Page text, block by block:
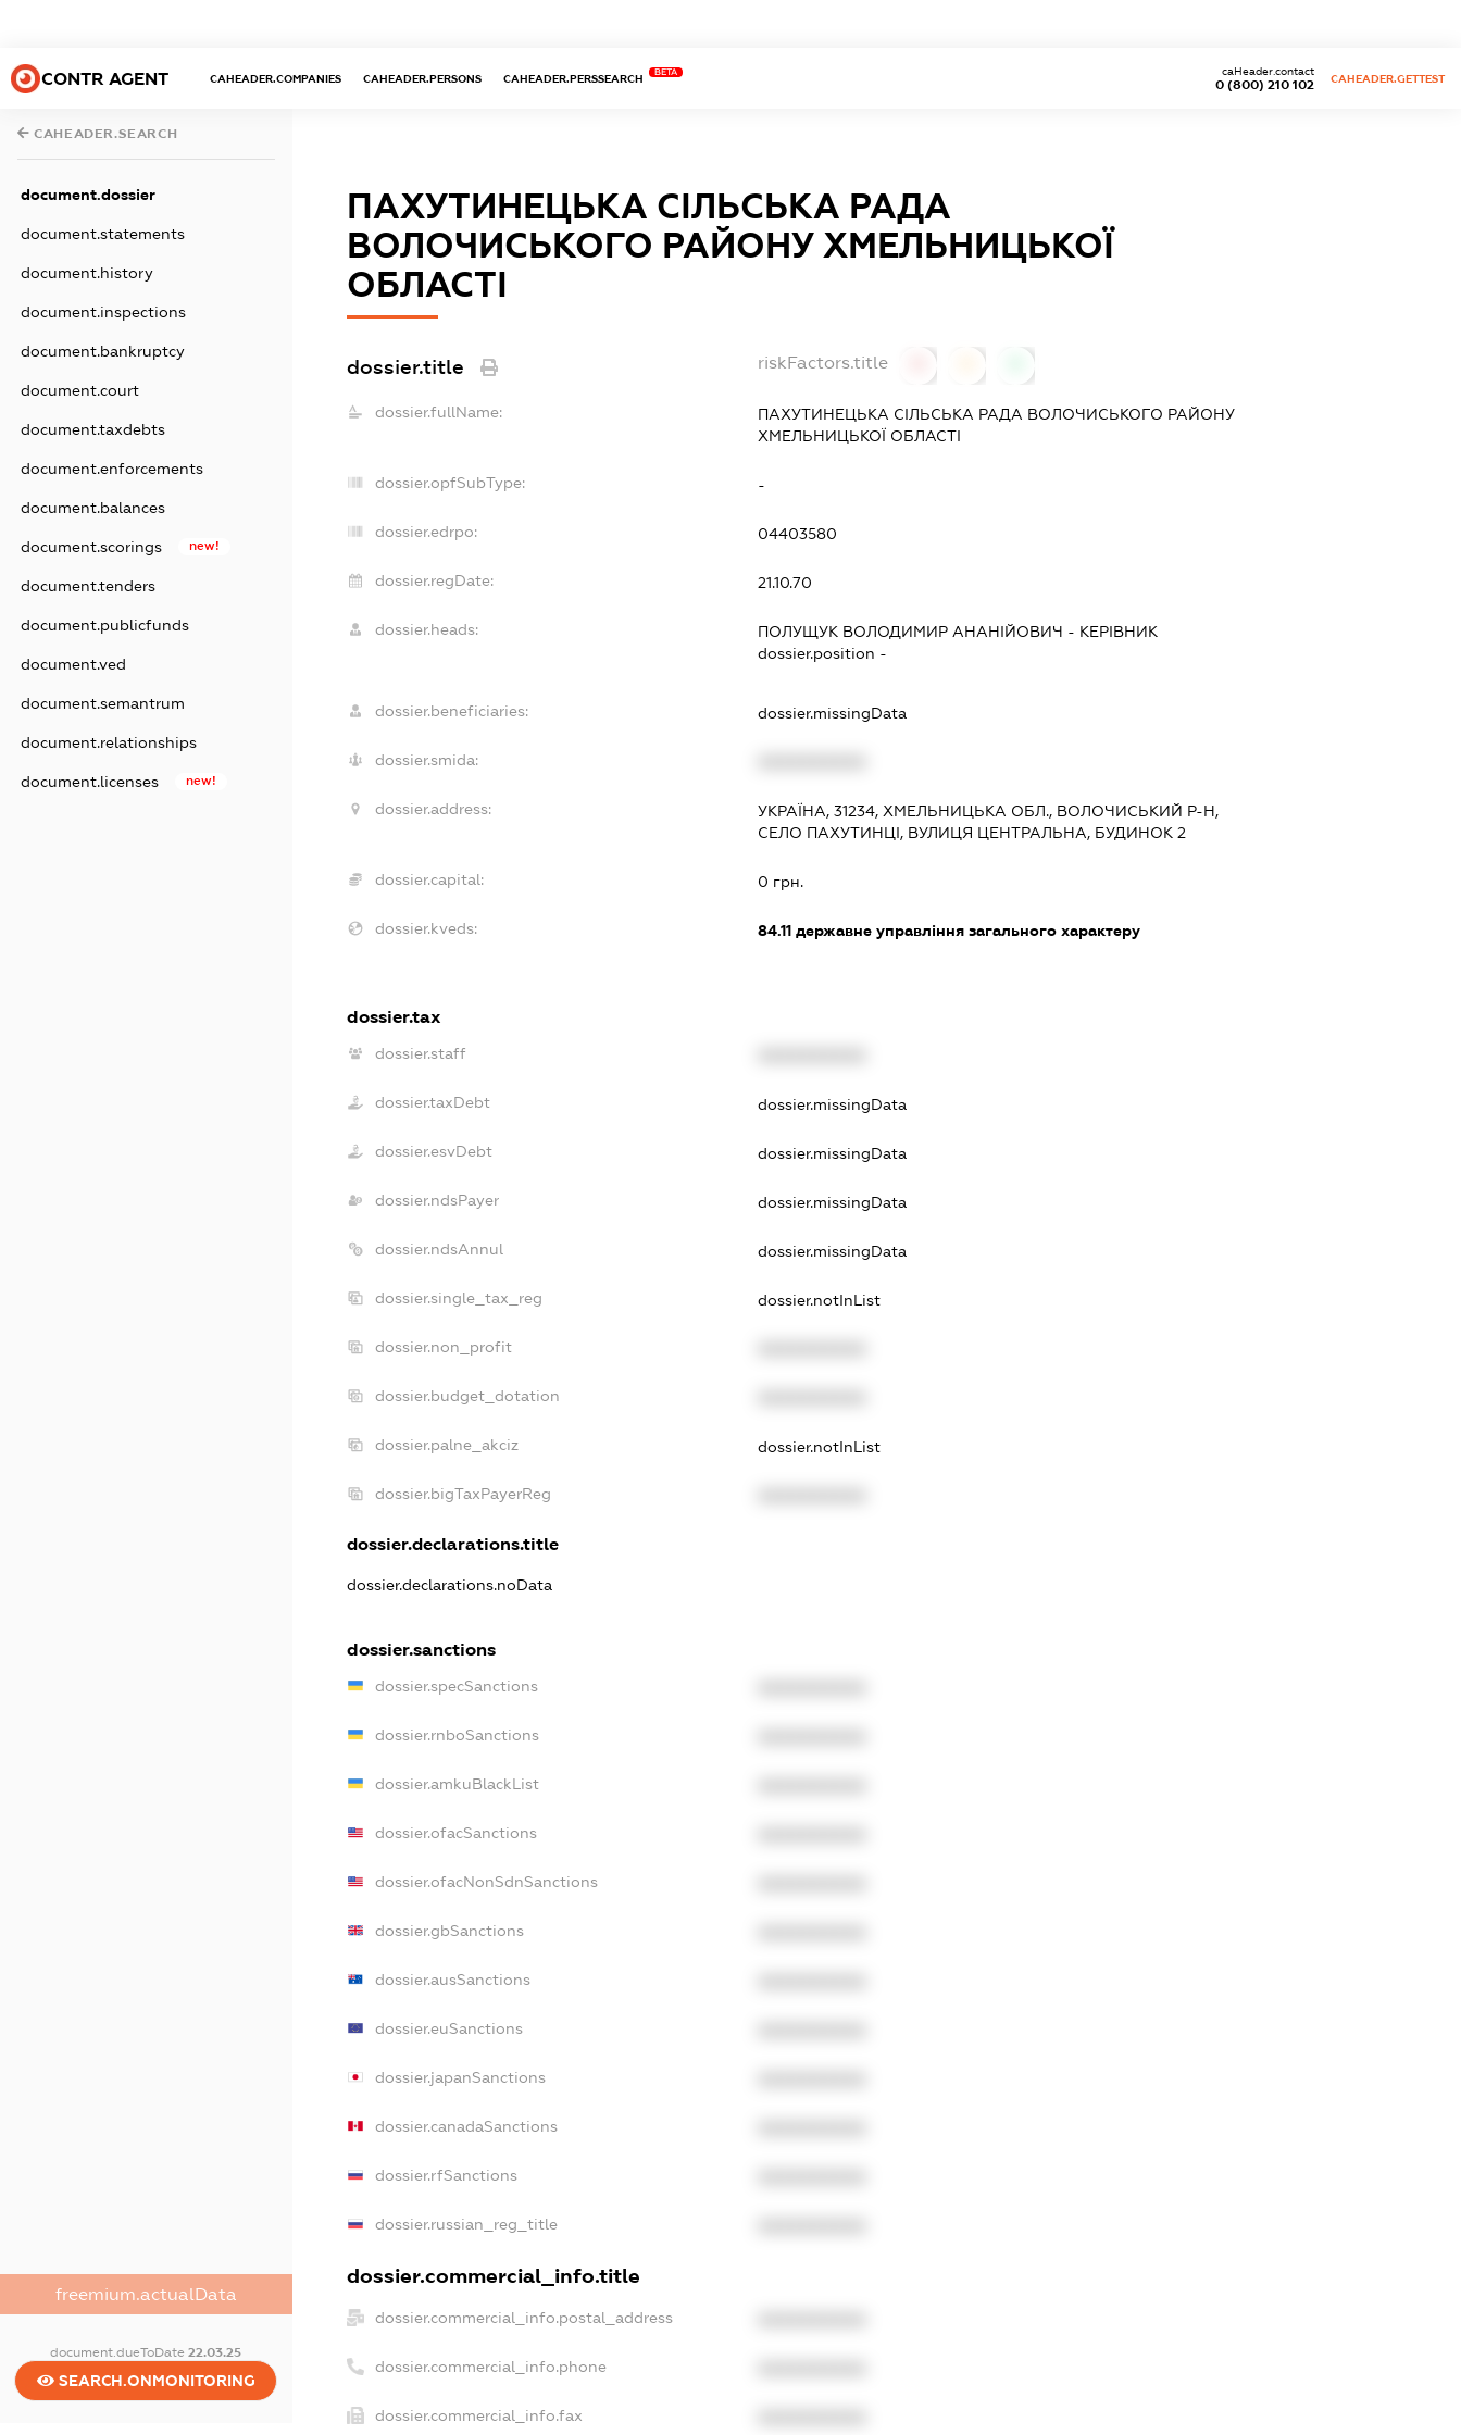
CONTR AGENT CAHEADER.COMPANIES CAHEADER.PERSONS CAHEADER.PERSSEARCH
BETA
0 (800) 210 102
caHeader.contact
CAHEADER.GETTEST
CAHEADER.SEARCH
document.dossier
document.statements
document.history
document.inspections
document.bankruptcy
document.court
document.taxdebts
document.enforcements
document.balances
document.scorings new!
document.tenders
document.publicfunds
document.ved
document.semantrum
document.relationships
document.licenses new!
freemium.actualData
document.dueToDate22.03.25
SEARCH.ONMONITORING
ПАХУТИНЕЦЬКА СІЛЬСЬКА РАДА
ВОЛОЧИСЬКОГО РАЙОНУ ХМЕЛЬНИЦЬКОЇ
ОБЛАСТІ
dossier.title riskFactors.title
dossier.fullName:
ПАХУТИНЕЦЬКА СІЛЬСЬКА РАДА ВОЛОЧИСЬКОГО РАЙОНУ
ХМЕЛЬНИЦЬКОЇ ОБЛАСТІ
dossier.opfSubType: -
dossier.edrpo: 04403580
dossier.regDate: 21.10.70
dossier.heads: ПОЛУЩУК ВОЛОДИМИР АНАНІЙОВИЧ - КЕРІВНИК
dossier.position -
dossier.beneficiaries: dossier.missingData
dossier.smida:
dossier.address:
УКРАЇНА, 31234, ХМЕЛЬНИЦЬКА ОБЛ., ВОЛОЧИСЬКИЙ Р-Н,
СЕЛО ПАХУТИНЦІ, ВУЛИЦЯ ЦЕНТРАЛЬНА, БУДИНОК 2
dossier.capital: 0 грн.
dossier.kveds: 84.11 державне управління загального характеру
dossier.tax
dossier.staff
dossier.taxDebt dossier.missingData
dossier.esvDebt dossier.missingData
dossier.ndsPayer dossier.missingData
dossier.ndsAnnul dossier.missingData
dossier.single_tax_reg dossier.notInList
dossier.non_profit
dossier.budget_dotation
dossier.palne_akciz dossier.notInList
dossier.bigTaxPayerReg
dossier.declarations.title
dossier.declarations.noData
dossier.sanctions
dossier.specSanctions
dossier.rnboSanctions
dossier.amkuBlackList
dossier.ofacSanctions
dossier.ofacNonSdnSanctions
dossier.gbSanctions
dossier.ausSanctions
dossier.euSanctions
dossier.japanSanctions
dossier.canadaSanctions
dossier.rfSanctions
dossier.russian_reg_title
dossier.commercial_info.title
dossier.commercial_info.postal_address
dossier.commercial_info.phone
dossier.commercial_info.fax